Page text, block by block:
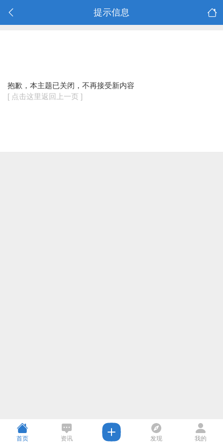
提示信息
抱歉，本主题已关闭，不再接受新内容
[ 点击这里返回上一页 ]
首页 资讯 发现 我的